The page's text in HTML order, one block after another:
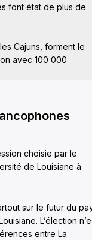
font état de plus de
Cajuns, forment le
avec 100 000
choisie par le
de Louisiane à
sur le futur du
L’élection
entre La